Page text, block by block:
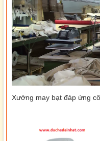
Xưởng may bạt đáp ứng